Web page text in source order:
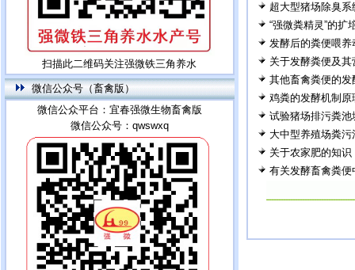
扫描此二维码关注强微铁三角养水
微信公众号（畜禽版）
微信公众平台：宜春强微生物畜禽版
微信公众号：qwswxq
超大型猪场除臭
“强微粪精灵”的扩
发酵后的粪便喂养
关于发酵粪便及其
其他畜禽粪便的发
鸡粪的发酵机制
试验猪场排污粪
大中型养殖场粪
关于农家肥的知识
有关发酵畜禽粪便